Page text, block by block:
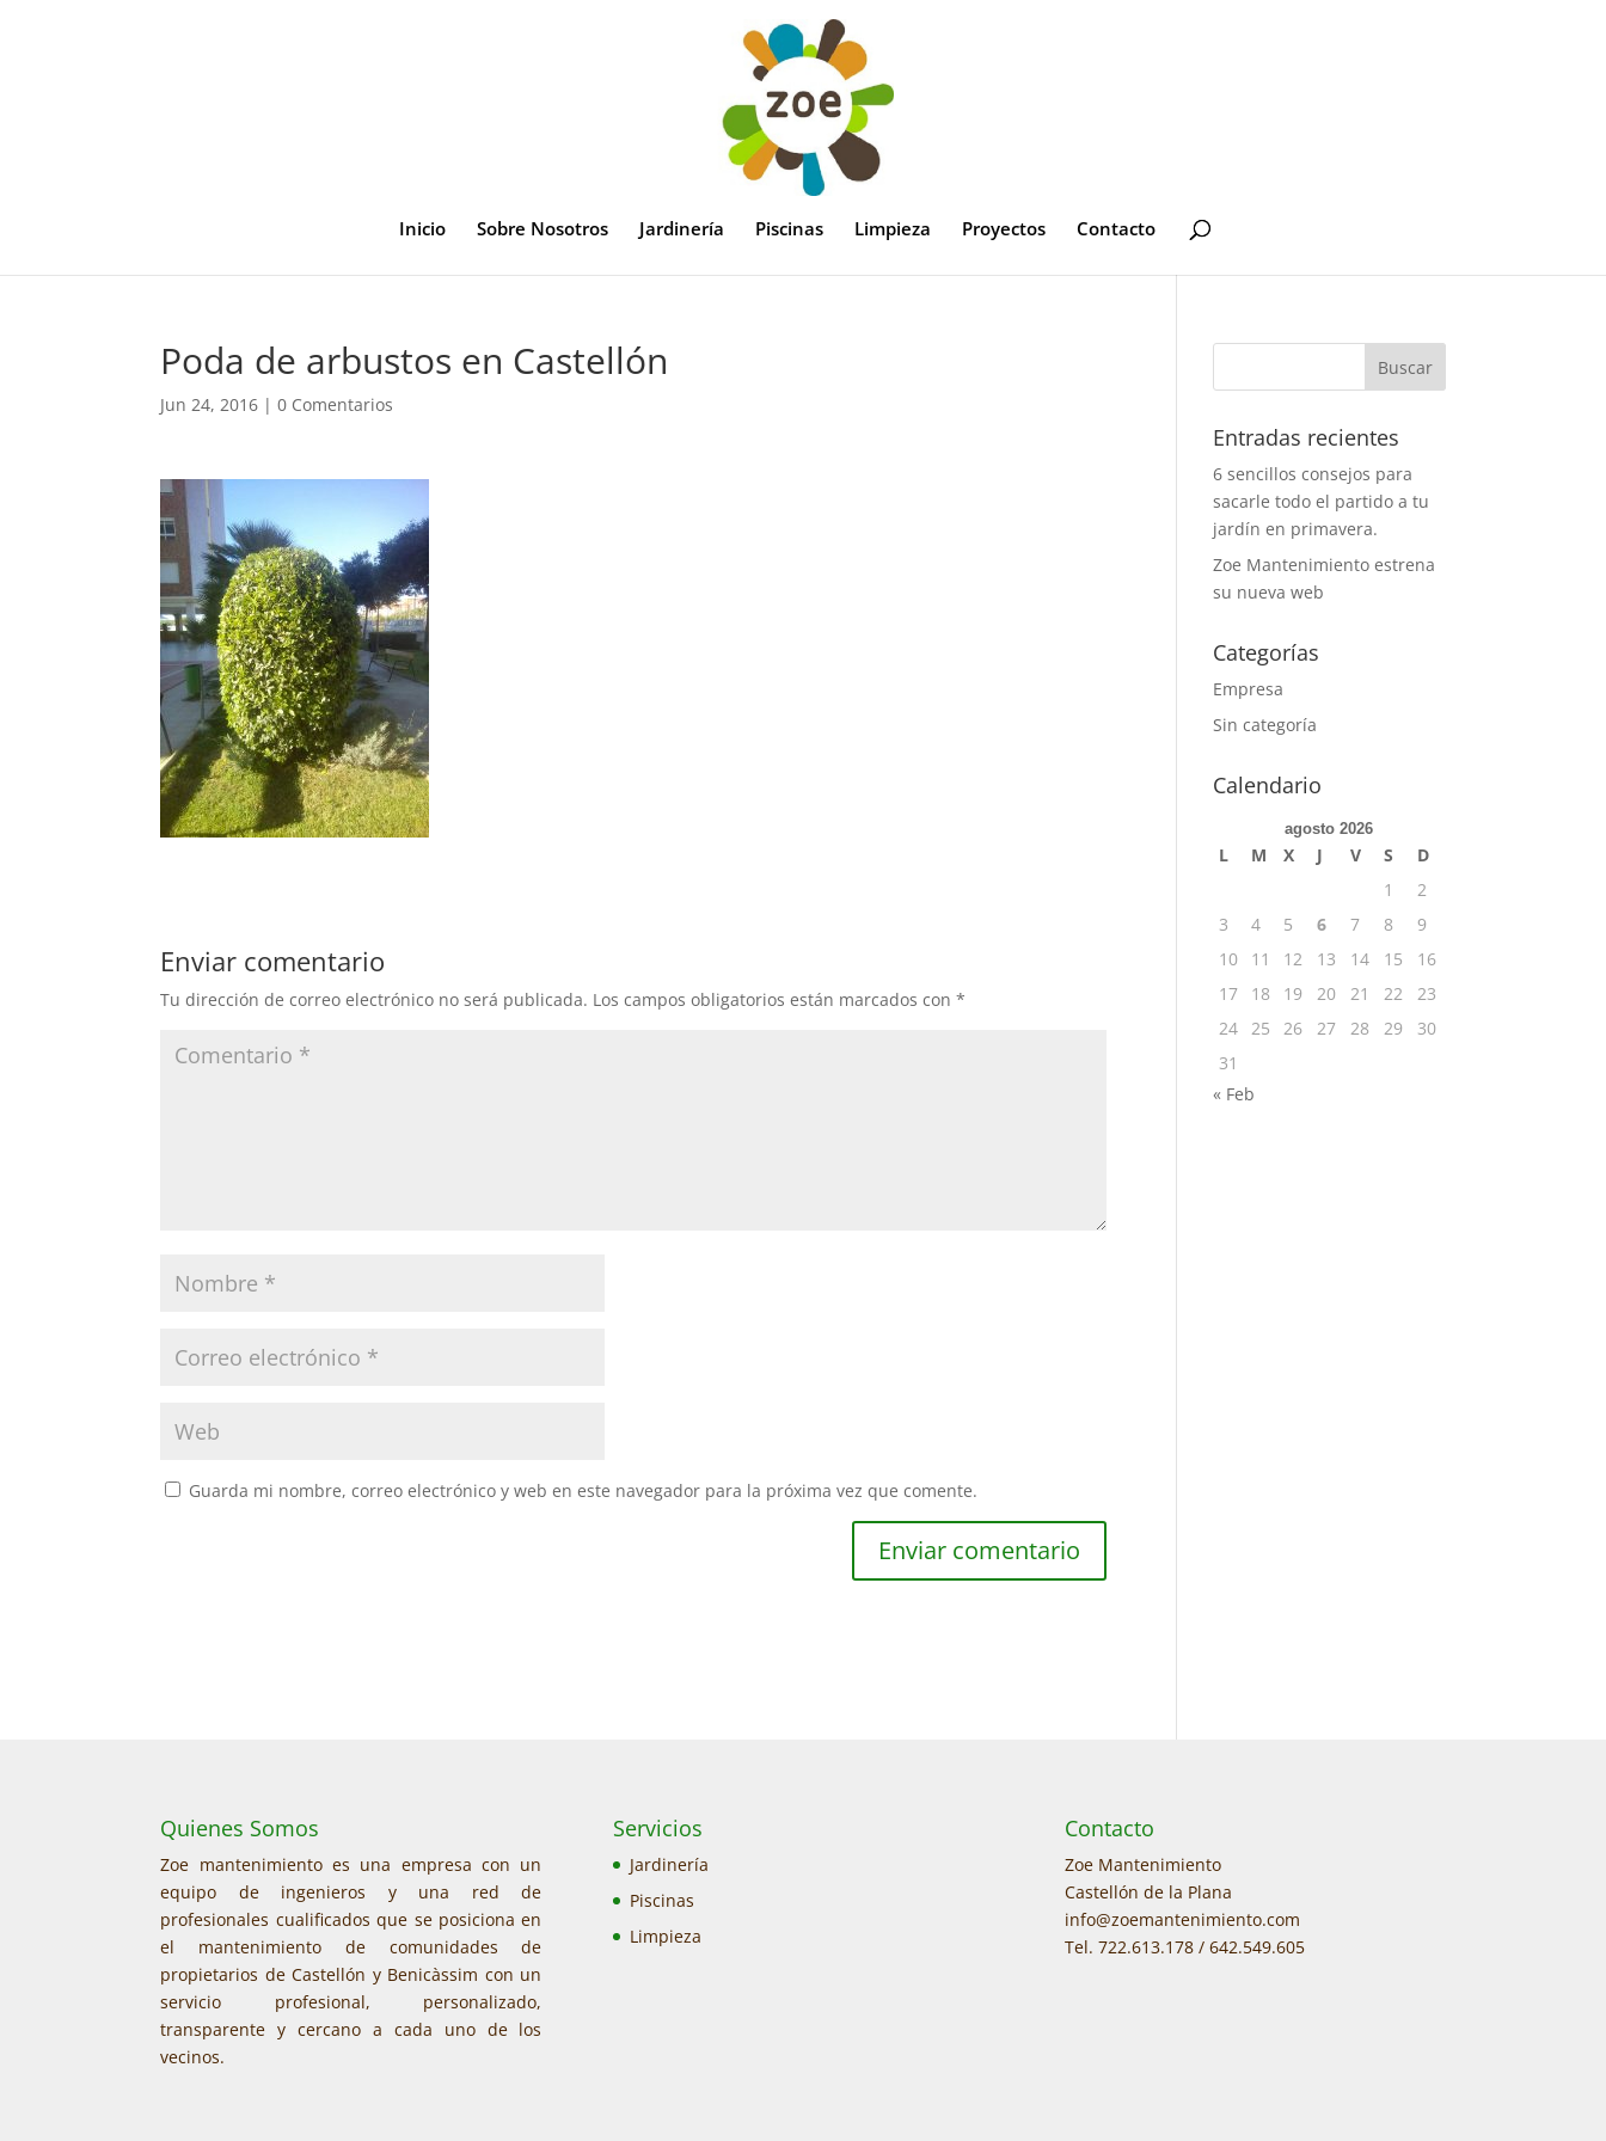
Inicio Sobre Nosotros Jardinería Piscinas Limpieza Proyectos Contacto
Poda de arbustos en Castellón
Jun 24, 2016 |0 Comentarios
Enviar comentario
Tu dirección de correo electrónico no será publicada. Los campos obligatorios están marcados con*
Guarda mi nombre, correo electrónico y web en este navegador para la próxima vez que comente.
Entradas recientes
6 sencillos consejos para
sacarle todo el partido a tu
jardín en primavera.
Zoe Mantenimiento estrena
su nueva web
Categorías
Empresa
Sin categoría
Calendario
agosto 2026
L M X J V S
D
1
2
3
4 5 6 7 8
9
10
11 12 13 14 15
16
17
18 19 20 21 22
23
24 25 26 27 28 29
30
31
« Feb
Quienes Somos
Zoe mantenimiento es una empresa con un
equipo de ingenieros y una red de
profesionales cualificados que se posiciona en
el mantenimiento de comunidades de
propietarios de Castellón y Benicàssim con un
servicio profesional, personalizado,
transparente y cercano a cada uno de los
vecinos.
Servicios
Jardinería
Piscinas
Limpieza
Contacto
Zoe Mantenimiento
Castellón de la Plana
info@zoemantenimiento.com
Tel. 722.613.178 / 642.549.605